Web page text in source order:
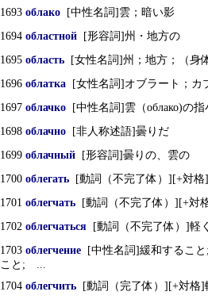
1693 облако [中性名詞]雲；暗い影
1694 областной [形容詞]州・地方の
1695 область [女性名詞]州；地方；（身
1696 облатка [女性名詞]オブラート；カ
1697 облачко [中性名詞]雲（облако)の指
1698 облачно [非人称述語]曇りだ
1699 облачный [形容詞]曇りの、雲の
1700 облегать [動詞（不完了体）][+対格
1701 облегчать [動詞（不完了体）][+対
1702 облегчаться [動詞（不完了体）]軽
1703 облегчение [中性名詞]緩和するこ
こと; ...
1704 облегчить [動詞（完了体）][+対格]